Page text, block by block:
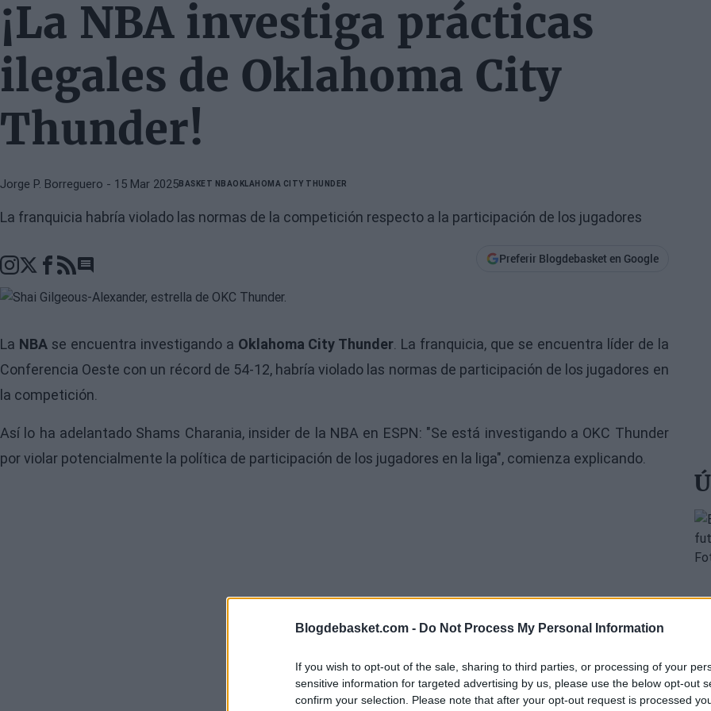
Blogdebasket.com - Do Not Process My Personal Information
If you wish to opt-out of the sale, sharing to third parties, or processing of your
sensitive information for targeted advertising by us, please use the below opt-out
confirm your selection. Please note that after your opt-out request is processed
¡La NBA investiga prácticas
ilegales de Oklahoma City
Thunder!
Jorge P. Borreguero - 15 Mar 2025BASKET NBAOKLAHOMA CITY THUNDER
La franquicia habría violado las normas de la competición respecto a la participación de los jugadores
Go to comments section
Preferir Blogdebasket en Google
La NBAse encuentra investigando a Oklahoma City Thunder. La franquicia, que se encuentra líder de la
Conferencia Oeste con un récord de 54-12, habría violado las normas de participación de los jugadores en
la competición.
Así lo ha adelantado Shams Charania, insider de la NBA en ESPN: "Se está investigando a OKC Thunder
por violar potencialmente la política de participación de los jugadores en la liga", comienza explicando.